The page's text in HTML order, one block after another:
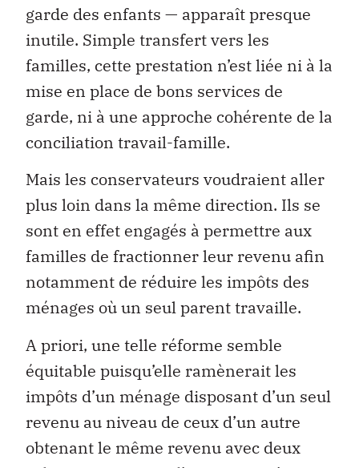
garde des enfants — apparaît presque
inutile. Simple transfert vers les
familles, cette prestation n’est liée ni à la
mise en place de bons services de
garde, ni à une approche cohérente de la
conciliation travail-famille.
Mais les conservateurs voudraient aller
plus loin dans la même direction. Ils se
sont en effet engagés à permettre aux
familles de fractionner leur revenu afin
notamment de réduire les impôts des
ménages où un seul parent travaille.
A priori, une telle réforme semble
équitable puisqu’elle ramènerait les
impôts d’un ménage disposant d’un seul
revenu au niveau de ceux d’un autre
obtenant le même revenu avec deux